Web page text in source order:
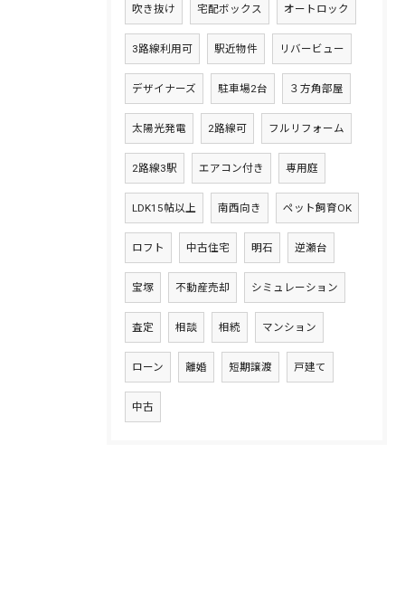
吹き抜け 宅配ボックス オートロック
3路線利用可 駅近物件 リバービュー
デザイナーズ 駐車場2台 ３方角部屋
太陽光発電 2路線可 フルリフォーム
2路線3駅 エアコン付き 専用庭
LDK15帖以上 南西向き ペット飼育OK
ロフト 中古住宅 明石 逆瀬台
宝塚 不動産売却 シミュレーション
査定 相談 相続 マンション
ローン 離婚 短期譲渡 戸建て
中古